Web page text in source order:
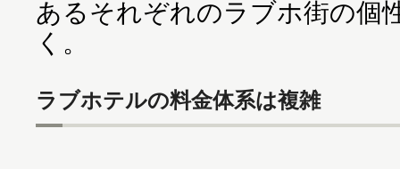
あるそれぞれのラブホ街の個
く。
ラブホテルの料金体系は複雑